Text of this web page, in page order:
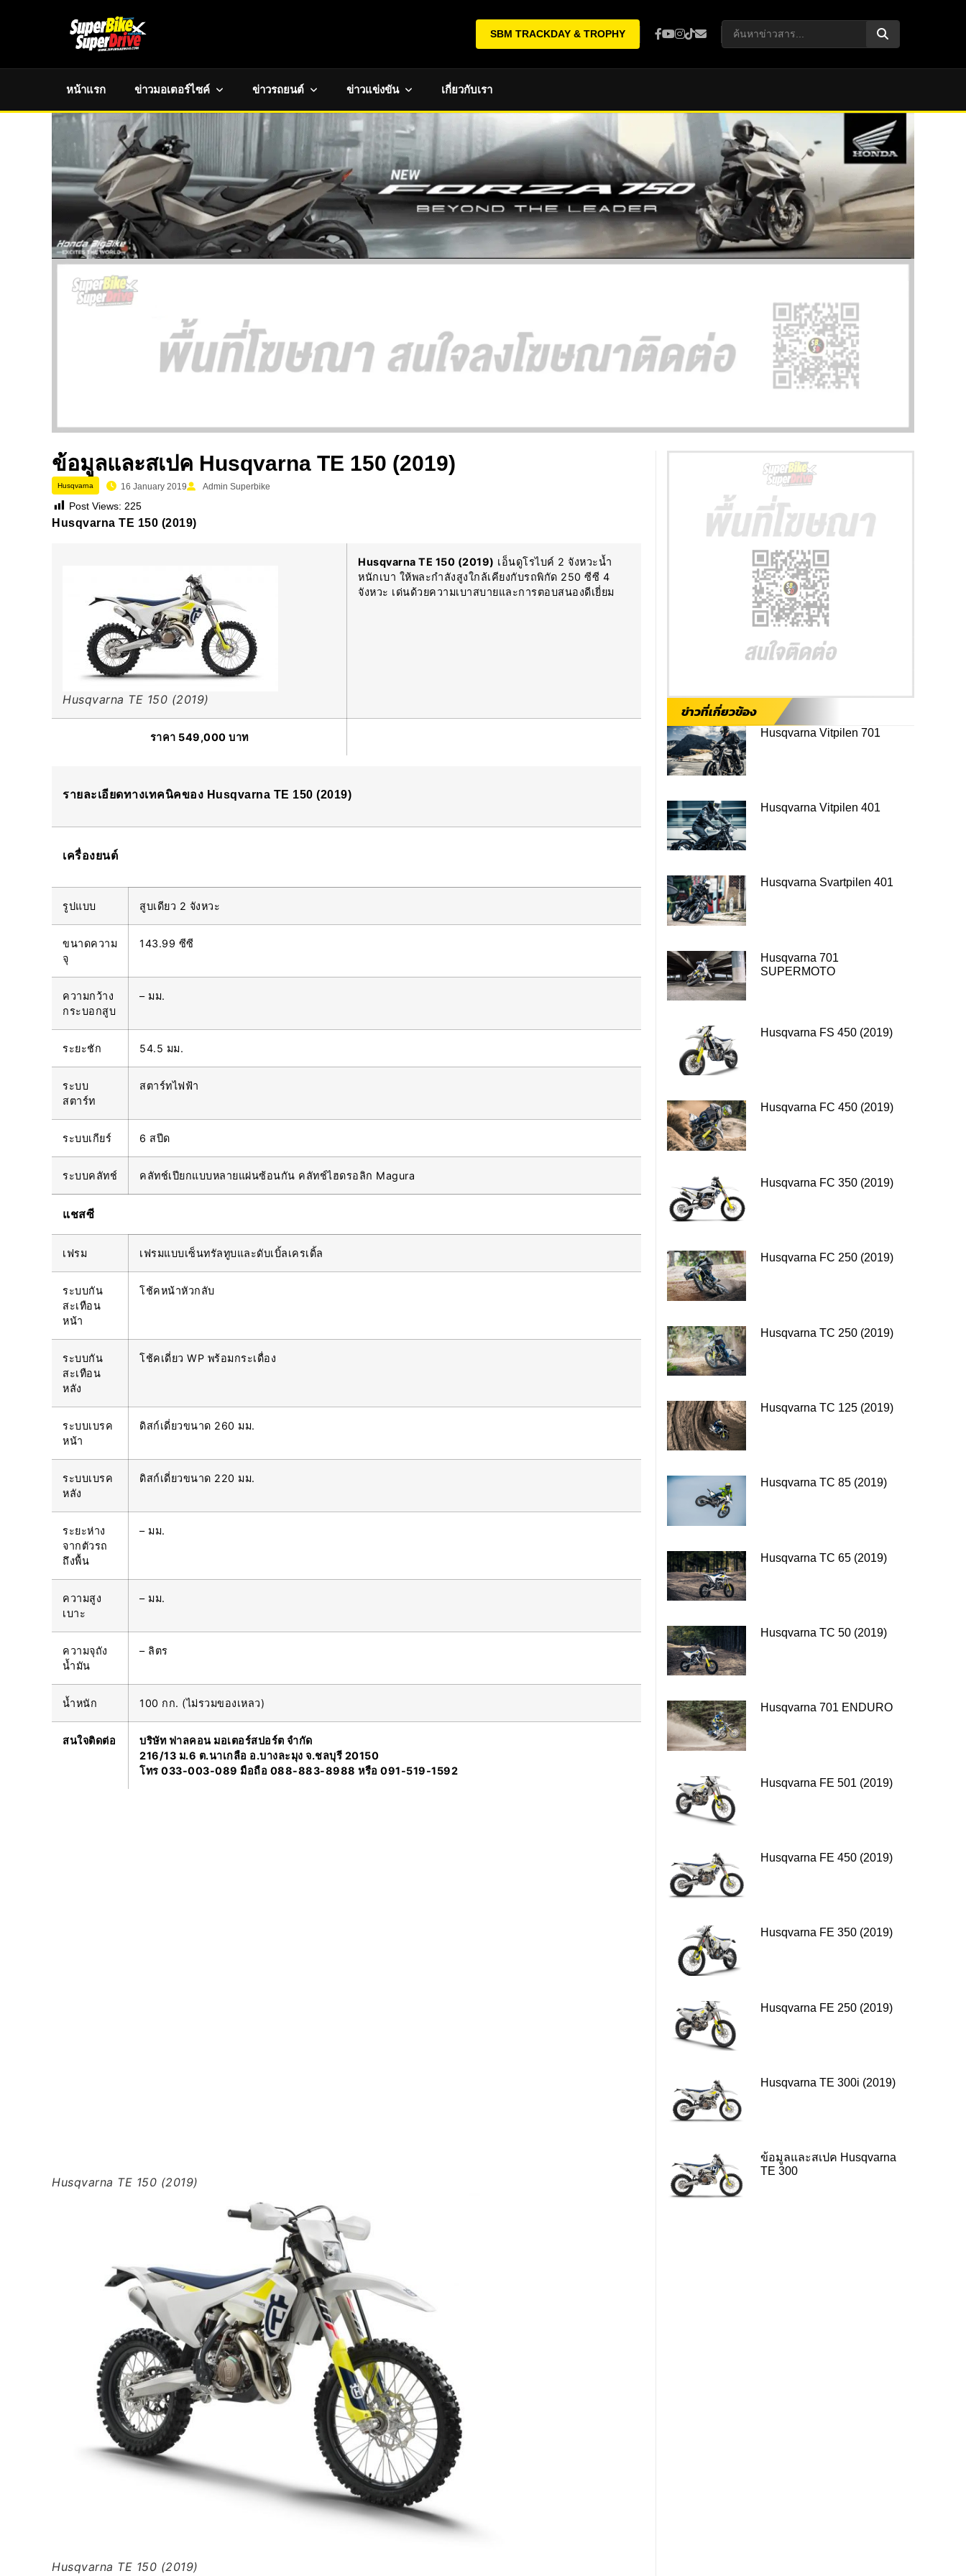
SBM TRACKDAY & TROPHY
หน้าแรก ข่าวมอเตอร์ไซค์ ข่าวรถยนต์ ข่าวแข่งขัน เกี่ยวกับเรา
ข้อมูลและสเปค Husqvarna TE 150 (2019)
Husqvarna 16 January 2019 Admin Superbike
Post Views: 225
Husqvarna TE 150 (2019)
Husqvarna TE 150 (2019)
Husqvarna TE 150 (2019) เอ็นดูโรไบค์ 2 จังหวะน้ำ
หนักเบา ให้พละกำลังสูงใกล้เคียงกับรถพิกัด 250 ซีซี 4
จังหวะ เด่นด้วยความเบาสบายและการตอบสนองดีเยี่ยม
ราคา 549,000 บาท
รายละเอียดทางเทคนิคของ Husqvarna TE 150 (2019)
เครื่องยนต์
รูปแบบ สูบเดียว 2 จังหวะ
ขนาดความ
จุ
143.99 ซีซี
ความกว้าง
กระบอกสูบ
– มม.
ระยะชัก 54.5 มม.
ระบบ
สตาร์ท
สตาร์ทไฟฟ้า
ระบบเกียร์ 6 สปีด
ระบบคลัทช์ คลัทช์เปียกแบบหลายแผ่นซ้อนกัน คลัทช์ไฮดรอลิก Magura
แชสซี
เฟรม เฟรมแบบเซ็นทรัลทูบและดับเบิ้ลเครเดิ้ล
ระบบกัน
สะเทือน
หน้า
โช้คหน้าหัวกลับ
ระบบกัน
สะเทือน
หลัง
โช้คเดี่ยว WP พร้อมกระเดื่อง
ระบบเบรค
หน้า
ดิสก์เดี่ยวขนาด 260 มม.
ระบบเบรค
หลัง
ดิสก์เดี่ยวขนาด 220 มม.
ระยะห่าง
จากตัวรถ
ถึงพื้น
– มม.
ความสูง
เบาะ
– มม.
ความจุถัง
น้ำมัน
– ลิตร
น้ำหนัก 100 กก. (ไม่รวมของเหลว)
สนใจติดต่อ
บริษัท ฟาลคอน มอเตอร์สปอร์ต จำกัด
216/13 ม.6 ต.นาเกลือ อ.บางละมุง จ.ชลบุรี 20150
โทร 033-003-089 มือถือ 088-883-8988 หรือ 091-519-1592
Husqvarna TE 150 (2019)
Husqvarna TE 150 (2019)
ข่าวที่เกี่ยวข้อง
Husqvarna Vitpilen 701
Husqvarna Vitpilen 401
Husqvarna Svartpilen 401
Husqvarna 701
SUPERMOTO
Husqvarna FS 450 (2019)
Husqvarna FC 450 (2019)
Husqvarna FC 350 (2019)
Husqvarna FC 250 (2019)
Husqvarna TC 250 (2019)
Husqvarna TC 125 (2019)
Husqvarna TC 85 (2019)
Husqvarna TC 65 (2019)
Husqvarna TC 50 (2019)
Husqvarna 701 ENDURO
Husqvarna FE 501 (2019)
Husqvarna FE 450 (2019)
Husqvarna FE 350 (2019)
Husqvarna FE 250 (2019)
Husqvarna TE 300i (2019)
ข้อมูลและสเปค Husqvarna
TE 300